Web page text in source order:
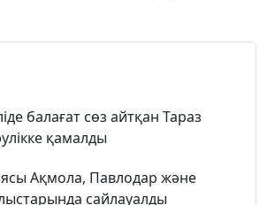
балағат сөз айтқан Тараз
қамалды
Ақмола, Павлодар және
сайлауалды